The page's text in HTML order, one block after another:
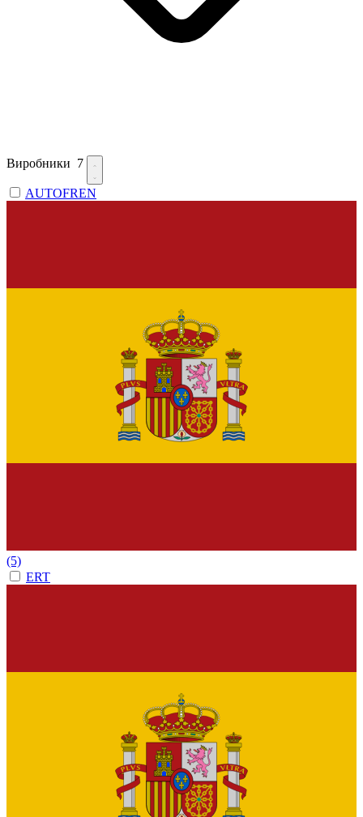
Виробники 7
AUTOFREN
(5)
ERT